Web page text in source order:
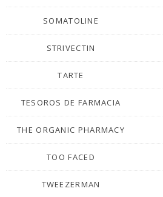
SOMATOLINE
STRIVECTIN
TARTE
TESOROS DE FARMACIA
THE ORGANIC PHARMACY
TOO FACED
TWEEZERMAN